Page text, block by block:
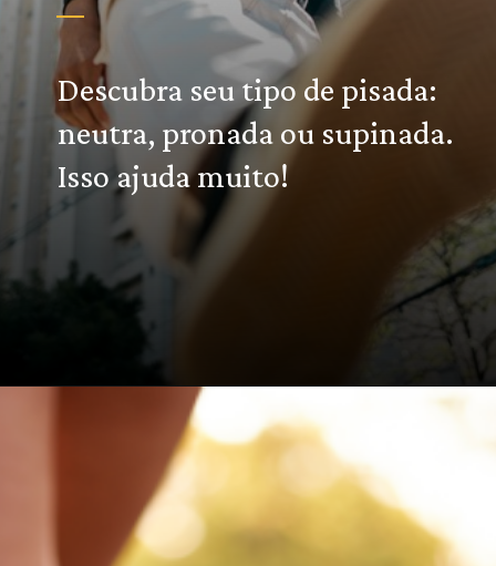
Descubra seu tipo de pisada:
neutra, pronada ou supinada.
Isso ajuda muito!